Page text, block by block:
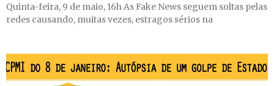
Quinta-feira, 9 de maio, 16h As Fake News seguem soltas pelas
redes causando, muitas vezes, estragos sérios na